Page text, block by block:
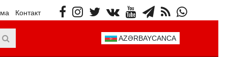
Контакт
AZƏRBAYCANCA